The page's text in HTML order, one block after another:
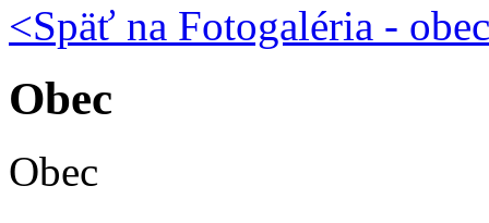
<Späť na Fotogaléria - obec
Obec
Obec